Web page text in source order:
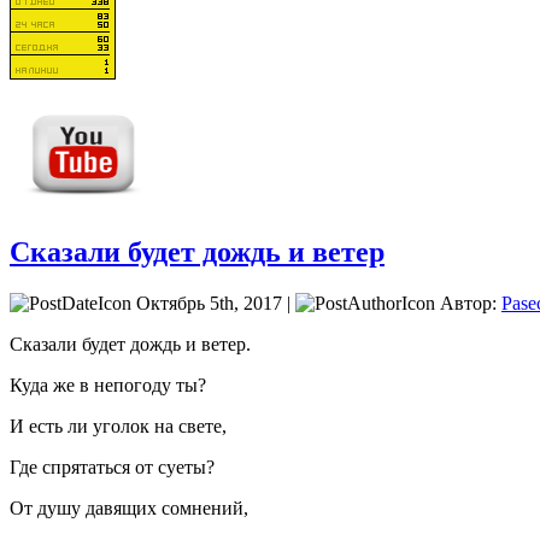
Сказали будет дождь и ветер
Октябрь 5th, 2017 | Автор:
Сказали будет дождь и ветер.
Куда же в непогоду ты?
И есть ли уголок на свете,
Где спрятаться от суеты?
От душу давящих сомнений,